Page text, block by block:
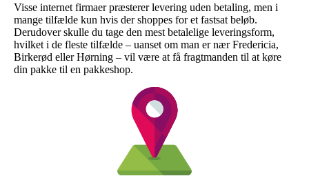
Visse internet firmaer præsterer levering uden betaling, men i
mange tilfælde kun hvis der shoppes for et fastsat beløb.
Derudover skulle du tage den mest betalelige leveringsform,
hvilket i de fleste tilfælde – uanset om man er nær Fredericia,
Birkerød eller Hørning – vil være at få fragtmanden til at køre
din pakke til en pakkeshop.